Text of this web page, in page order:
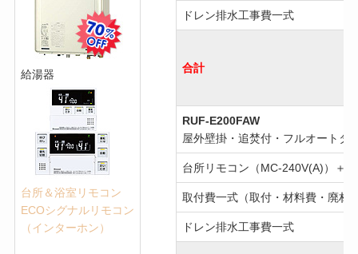
給湯器
台所＆浴室リモコン
ECOシグナルリモコン
（インターホン）
ドレン排水工事費一式
合計
RUF-E200FAW
屋外壁掛・追焚付・フルオートタ
台所リモコン（MC-240V(A)）＋
取付費一式（取付・材料費・廃材
ドレン排水工事費一式